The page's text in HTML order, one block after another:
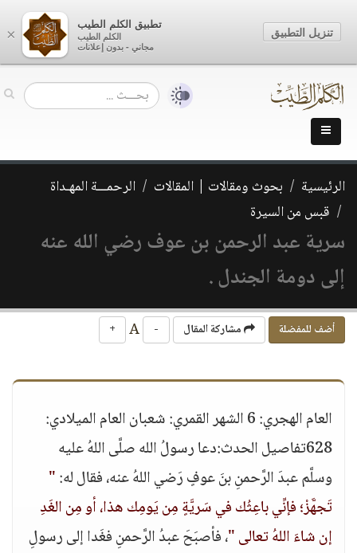
الرئيسية بحوث ومقالات | المقالات
الرحمـــة المهـداة
قبس من السيرة
سرية عبد الرحمن بن عوف رضي الله عنه
إلى دومة الجندل .
أضف للمفضلة مشاركة المقال -
+
العام الهجري: 6 الشهر القمري: شعبان العام الميلادي:
628تفاصيل الحدث:دعا رسولُ الله صلَّى اللهُ عليه
وسلَّم عبدَ الرَّحمنِ بنَ عوفٍ رَضي اللهُ عنه، فقال له:"
تَجهَّزْ؛ فإنِّي باعِثُك في سَريَّةٍ مِن يَومِك هذا، أو مِن الغَدِ
إن شاءَ اللهُ تعالى "، فأصبَحَ عبدُ الرَّحمنِ فغَدا إلى رسولِ
×
تطبيق الكلم الطيب
الكلم الطيب
مجاني - بدون إعلانات
تنزيل التطبيق